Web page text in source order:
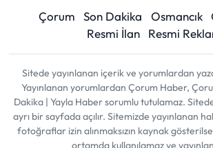
Çorum Son Dakika Osmancık
Resmi İlan
Resmi
Sitede yayınlanan içerik ve yorumlardan
Yayınlanan yorumlardan Çorum Haber,
Dakika | Yayla Haber sorumlu tutulamaz.
ayrı bir sayfada açılır. Sitemizde yayınlanan
fotoğraflar izin alınmaksızın kaynak
ortamda kullanılamaz ve